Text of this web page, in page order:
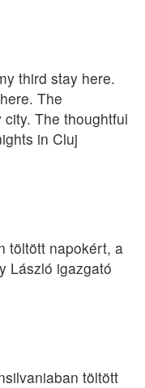
third stay here.
The
The thoughtful
in Cluj
töltött napokért, a
László igazgató
töltött